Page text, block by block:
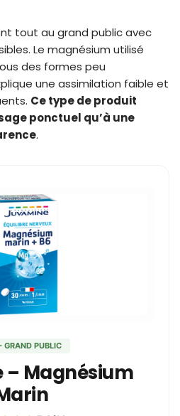
tout au grand public avec
Le magnésium utilisé
des formes peu
une assimilation faible et
Ce type de produit
ponctuel qu’à une
.
GRAND PUBLIC
Magnésium